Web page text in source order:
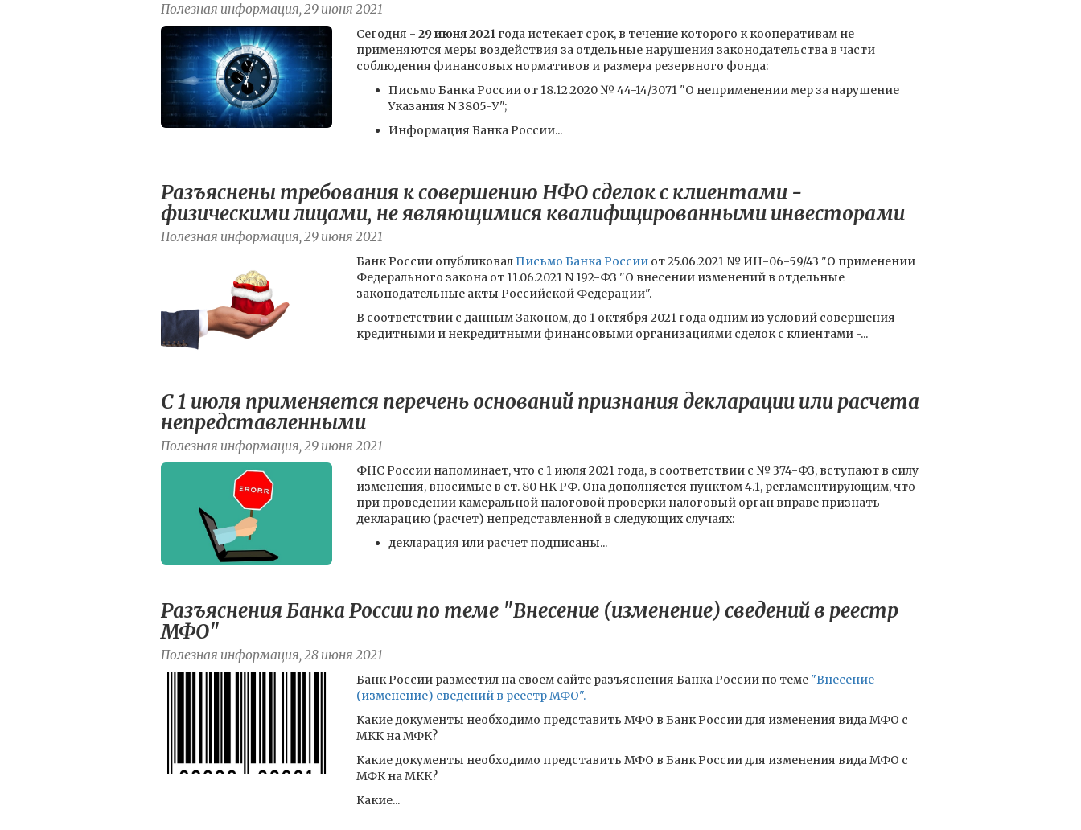
Полезная информация, 29 июня 2021
Сегодня -29 июня 2021 года истекает срок, в течение которого к кооперативам не
применяются меры воздействия за отдельные нарушения законодательства в части
соблюдения финансовых нормативов и размера резервного фонда:
Письмо Банка России от 18.12.2020 № 44-14/3071 "О неприменении мер за нарушение
Указания N 3805-У";
Информация Банка России...
Разъяснены требования к совершению НФО сделок с клиентами -
физическими лицами, не являющимися квалифицированными инвесторами
Полезная информация, 29 июня 2021
Банк России опубликовалПисьмо Банка России от 25.06.2021 № ИН-06-59/43 "О применении
Федерального закона от 11.06.2021 N 192-ФЗ "О внесении изменений в отдельные
законодательные акты Российской Федерации".
В соответствии с данным Законом, до 1 октября 2021 года одним из условий совершения
кредитными и некредитными финансовыми организациями сделок с клиентами -...
С 1 июля применяется перечень оснований признания декларации или расчета
непредставленными
Полезная информация, 29 июня 2021
ФНС России напоминает, что с 1 июля 2021 года, в соответствии с № 374-ФЗ, вступают в силу
изменения, вносимые в ст. 80 НК РФ. Она дополняется пунктом 4.1, регламентирующим, что
при проведении камеральной налоговой проверки налоговый орган вправе признать
декларацию (расчет) непредставленной в следующих случаях:
декларация или расчет подписаны...
Разъяснения Банка России по теме "Внесение (изменение) сведений в реестр
МФО"
Полезная информация, 28 июня 2021
Банк России разместил на своем сайте разъяснения Банка России по теме "Внесение
(изменение) сведений в реестр МФО".
Какие документы необходимо представить МФО в Банк России для изменения вида МФО с
МКК на МФК?
Какие документы необходимо представить МФО в Банк России для изменения вида МФО с
МФК на МКК?
Какие...